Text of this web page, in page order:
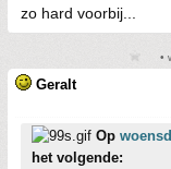
zo hard voorbij...
•
Geralt
Op
het volgende: